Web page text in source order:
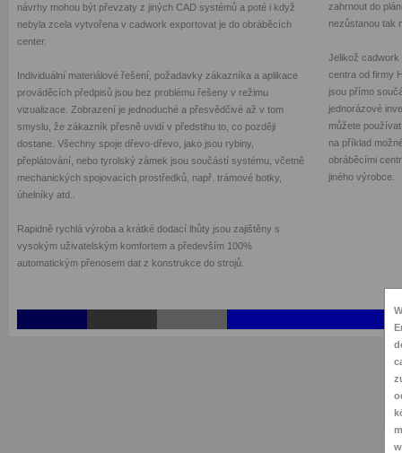
návrhy mohou být převzaty z jiných CAD systémů a poté i když
nebyla zcela vytvořena v cadwork exportovat je do obráběcích
center.
Individuální materiálové řešení, požadavky zákazníka a aplikace
prováděcích předpisů jsou bez problému řešeny v režimu
vizualizace. Zobrazení je jednoduché a přesvědčivé až v tom
smyslu, že zákazník přesně uvidí v předstihu to, co později
dostane. Všechny spoje dřevo-dřevo, jako jsou rybiny,
přeplátování, nebo tyrolský zámek jsou součástí systému, včetně
mechanických spojovacích prostředků, např. trámové botky,
úhelníky atd..
Rapidně rychlá výroba a krátké dodací lhůty jsou zajištěny s
vysokým uživatelským komfortem a především 100%
automatickým přenosem dat z konstrukce do strojů.
zahrnout do
nezůstanou tak
Jelikož
centra od firmy
jsou přímo
jednorázové
můžete
na příklad
obráběcími
jiného výrobce.